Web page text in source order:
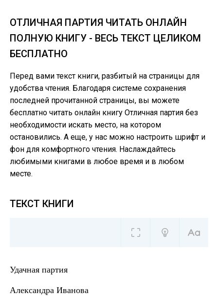
ОТЛИЧНАЯ ПАРТИЯ ЧИТАТЬ ОНЛАЙН
ПОЛНУЮ КНИГУ - ВЕСЬ ТЕКСТ ЦЕЛИКОМ
БЕСПЛАТНО
Перед вами текст книги, разбитый на страницы для
удобства чтения. Благодаря системе сохранения
последней прочитанной страницы, вы можете
бесплатно читать онлайн книгу Отличная партия без
необходимости искать место, на котором
остановились. А еще, у нас можно настроить шрифт и
фон для комфортного чтения. Наслаждайтесь
любимыми книгами в любое время и в любом
месте.
ТЕКСТ КНИГИ
Удачная партия
Александра Иванова